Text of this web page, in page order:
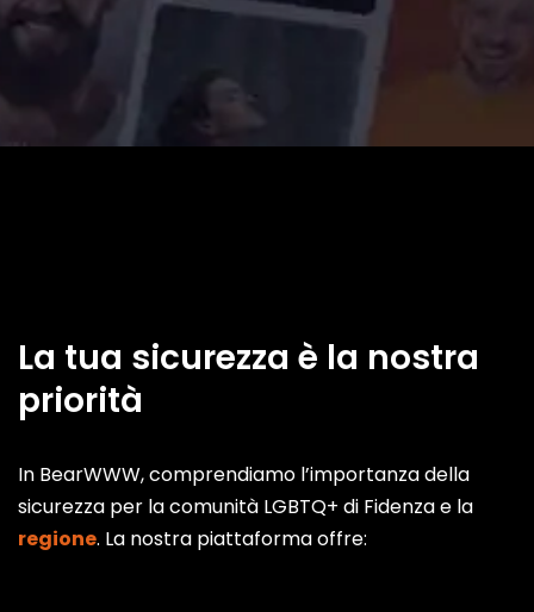
La tua sicurezza è la nostra
priorità
In BearWWW, comprendiamo l’importanza della
sicurezza per la comunità LGBTQ+ di Fidenza e la
regione. La nostra piattaforma offre: